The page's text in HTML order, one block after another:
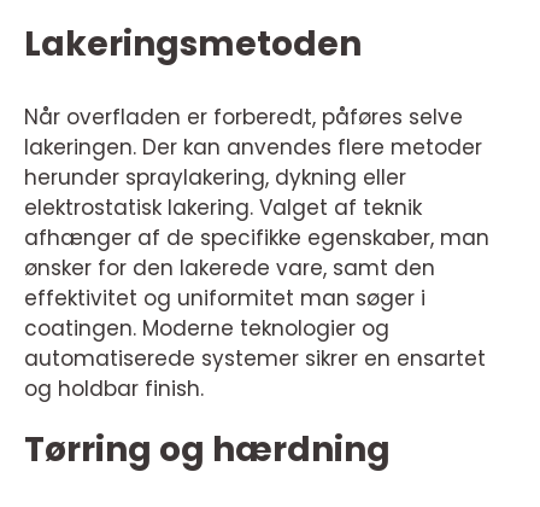
Lakeringsmetoden
Når overfladen er forberedt, påføres selve
lakeringen. Der kan anvendes flere metoder
herunder spraylakering, dykning eller
elektrostatisk lakering. Valget af teknik
afhænger af de specifikke egenskaber, man
ønsker for den lakerede vare, samt den
effektivitet og uniformitet man søger i
coatingen. Moderne teknologier og
automatiserede systemer sikrer en ensartet
og holdbar finish.
Tørring og hærdning